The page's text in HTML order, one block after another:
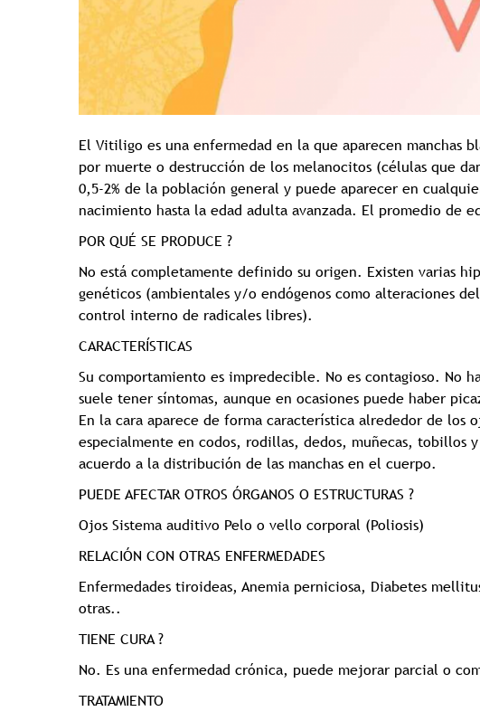
El Vitiligo es una enfermedad en la que aparecen manchas
por muerte o destrucción de los melanocitos (células que
0,5-2% de la población general y puede aparecer en
nacimiento hasta la edad adulta avanzada. El promedio de
POR QUÉ SE PRODUCE ?
No está completamente definido su origen. Existen varias
genéticos (ambientales y/o endógenos como alteraciones
control interno de radicales libres).
CARACTERÍSTICAS
Su comportamiento es impredecible. No es contagioso. No
suele tener síntomas, aunque en ocasiones puede haber
En la cara aparece de forma característica alrededor de los
especialmente en codos, rodillas, dedos, muñecas, tobillos
acuerdo a la distribución de las manchas en el cuerpo. ️
PUEDE AFECTAR OTROS ÓRGANOS O ESTRUCTURAS ?
Ojos Sistema auditivo Pelo o vello corporal (Poliosis)
️RELACIÓN CON OTRAS ENFERMEDADES
Enfermedades tiroideas, Anemia perniciosa, Diabetes
otras..
️TIENE CURA ?
No. Es una enfermedad crónica, puede mejorar parcial o
TRATAMIENTO